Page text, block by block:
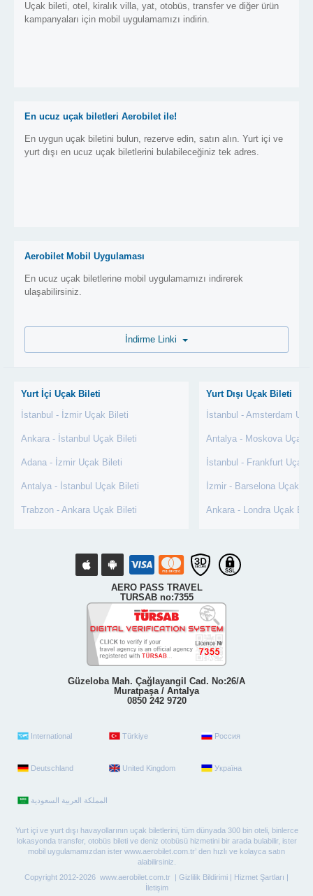
Uçak bileti, otel, kiralık villa, yat, otobüs, transfer ve diğer ürün
kampanyaları için mobil uygulamamızı indirin.
En ucuz uçak biletleri Aerobilet ile!
En uygun uçak biletini bulun, rezerve edin, satın alın. Yurt içi ve
yurt dışı en ucuz uçak biletlerini bulabileceğiniz tek adres.
Aerobilet Mobil Uygulaması
En ucuz uçak biletlerine mobil uygulamamızı indirerek
ulaşabilirsiniz.
Yurt İçi Uçak Bileti
İstanbul - İzmir Uçak Bileti
Ankara - İstanbul Uçak Bileti
Adana - İzmir Uçak Bileti
Antalya - İstanbul Uçak Bileti
Trabzon - Ankara Uçak Bileti
Yurt Dışı Uçak Bileti
İstanbul - Amsterdam
Antalya - Moskova Uçak
İstanbul - Frankfurt Uçak
İzmir - Barselona Uçak
Ankara - Londra Uçak
AERO PASS TRAVEL
TURSAB no:7355
Güzeloba Mah. Çağlayangil Cad. No:26/A
Muratpaşa / Antalya
0850 242 9720
International Türkiye Россия
Deutschland United Kingdom Україна
Yurt içi ve yurt dışı havayollarının uçak biletlerini, tüm dünyada 300 bin oteli, binlerce
lokasyonda transfer, otobüs bileti ve deniz otobüsü hizmetini bir arada bulabilir, ister
mobil uygulamamızdan ister www.aerobilet.com.tr’ den hızlı ve kolayca satın
alabilirsiniz.
Copyright 2012-2026 www.aerobilet.com.tr | Gizlilik Bildirimi | Hizmet Şartları |
İletişim